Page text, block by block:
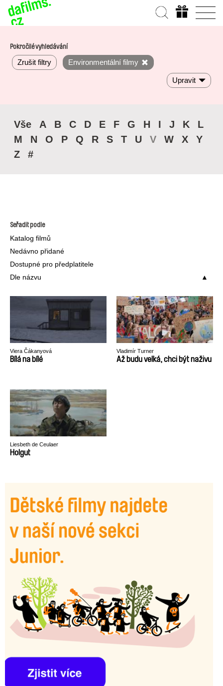
Pokročilé vyhledávání
Zrušit filtry Environmentální filmy
Upravit
Vše A B C D E F G H I J K
L
M
N O P Q R S T U V W X
Y
Z
#
Seřadit podle
Katalog filmů
Nedávno přidané
Dostupné pro předplatitele
Dle názvu
Viera Čákanyová
Bílá na bílé
Vladimír Turner
Až budu velká, chci být naživu
Liesbeth de Ceulaer
Holgut